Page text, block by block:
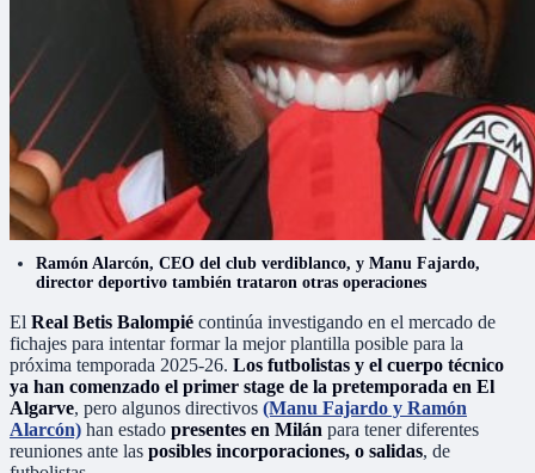
Ramón Alarcón, CEO del club verdiblanco, y Manu Fajardo,
director deportivo también trataron otras operaciones
El Real Betis Balompié continúa investigando en el mercado de
fichajes para intentar formar la mejor plantilla posible para la
próxima temporada 2025-26. Los futbolistas y el cuerpo técnico
ya han comenzado el primer stage de la pretemporada en El
Algarve, pero algunos directivos (Manu Fajardo y Ramón
Alarcón) han estado presentes en Milán para tener diferentes
reuniones ante las posibles incorporaciones, o salidas, de